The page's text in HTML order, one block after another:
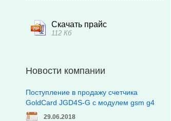
Скачать прайс
112 Кб
Новости компании
Поступление в продажу счетчика
GoldCard JGD4S-G с модулем gsm g4
29.06.2018